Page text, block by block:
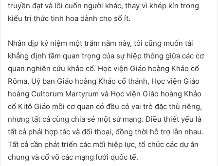
truyền đạt và lôi cuốn người khác, thay vì khép kín trong
kiểu tri thức tinh hoa dành cho số ít.
Nhân dịp kỷ niệm một trăm năm này, tôi cũng muốn tái
khẳng định tầm quan trọng của sự hiệp thông giữa các cơ
quan nghiên cứu khảo cổ. Học viện Giáo hoàng Khảo cổ
Rôma, Uỷ ban Giáo hoàng Khảo cổ thánh, Học viện Giáo
hoàng Cultorum Martyrum và Học viện Giáo hoàng Khảo
cổ Kitô Giáo mỗi cơ quan có đều có vai trò đặc thù riêng,
nhưng tất cả cùng chia sẻ một sứ mạng. Điều thiết yếu là
tất cả phải hợp tác và đối thoại, đồng thời hỗ trợ lẫn nhau.
Tất cả cần phát triển các mối hiệp lực, tổ chức các dự án
chung và cổ võ các mạng lưới quốc tế.